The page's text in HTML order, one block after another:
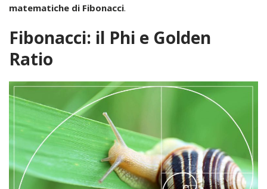
matematiche di Fibonacci.
Fibonacci: il Phi e Golden
Ratio